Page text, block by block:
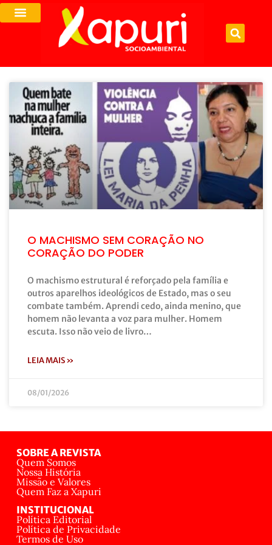
O MACHISMO SEM CORAÇÃO NO
CORAÇÃO DO PODER
O machismo estrutural é reforçado pela família e
outros aparelhos ideológicos de Estado, mas o seu
combate também. Aprendi cedo, ainda menino, que
homem não levanta a voz para mulher. Homem
escuta. Isso não veio de livro…
LEIA MAIS »
08/01/2026
SOBRE A REVISTA
Quem Somos
Nossa História
Missão e Valores
Quem Faz a Xapuri
INSTITUCIONAL
Política Editorial
Política de Privacidade
Termos de Uso